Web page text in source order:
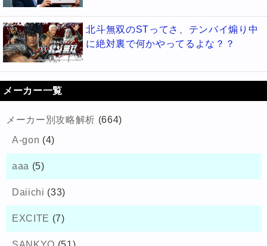
北斗無双のSTってさ、テンパイ煽り中
に絶対裏で何かやってるよな？？
メーカー一覧
メーカー別攻略解析 (664)
A-gon (4)
aaa (5)
Daiichi (33)
EXCITE (7)